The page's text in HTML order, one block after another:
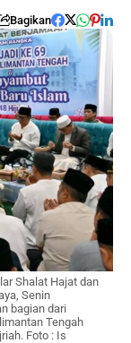
Bagikan
Shalat Hajat dan
Senin
bagian dari
Tengah
Foto : Is